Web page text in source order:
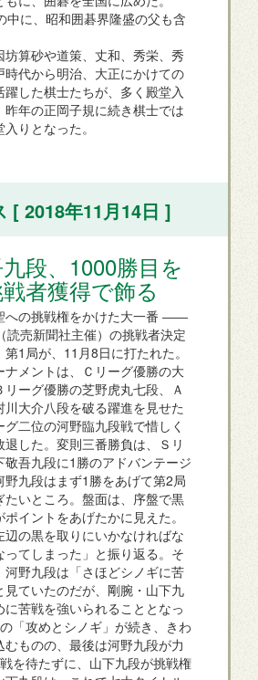
に、昭和囲碁界隆盛の父も含
算砂や道策、丈和、秀栄、秀
時代から明治、大正にかけての
した棋士たちが、多く殿堂入
昨年の正岡子規に続き棋士では
りとなった。
[ 2018年11月14日 ]
段、1000勝目を
者獲得で飾る
への挑戦権をかけた大一番 ――
読売新聞社主催）の挑戦者決定
1局が、11月8日に打たれた。
ナメントは、Ｃリーグ優勝の大
ーグ優勝の芝野虎丸七段、Ａ
川大介八段を破る躍進を見せた
二位の河野臨九段戦で惜しく
退した。変則三番勝負は、Ｓリ
敬吾九段に1勝のアドバンテージ
野九段はまず1勝をあげて第2局
たいところ。盤面は、序盤で黒
イントをあげたかに見えた。
辺の黒を取りにいかなければな
ってしまった」と振り返る。そ
河野九段は「さほどシノギに苦
見ていたのだが、剛腕・山下九
苦戦を強いられることとなっ
「攻めとシノギ」が続き、きわ
むものの、最後は河野九段が力
を待たずに、山下九段が挑戦権